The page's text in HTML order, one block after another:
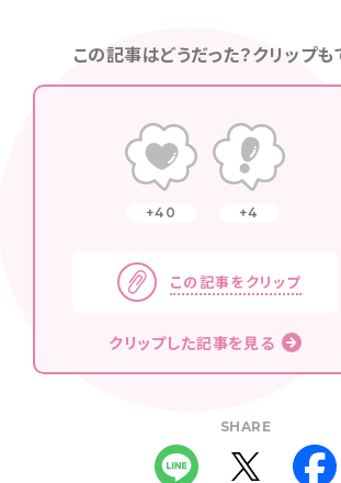
この記事はどうだった？クリップ
40 4
この記事をクリップ
クリップした記事を見る
SHARE